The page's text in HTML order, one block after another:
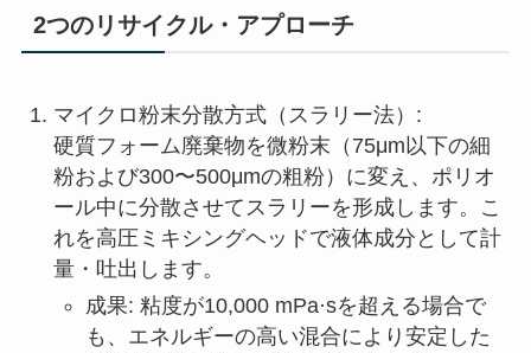
2つのリサイクル・アプローチ
マイクロ粉末分散方式（スラリー法）:
硬質フォーム廃棄物を微粉末（75μm以下の細
粉および300〜500μmの粗粉）に変え、ポリオ
ール中に分散させてスラリーを形成します。こ
れを高圧ミキシングヘッドで液体成分として計
量・吐出します。
成果: 粘度が10,000 mPa·sを超える場合で
も、エネルギーの高い混合により安定した